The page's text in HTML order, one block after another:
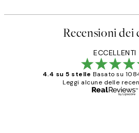
Recensioni dei
ECCELLENTI
4.4 su 5 stelle Basato su
Leggi alcune delle